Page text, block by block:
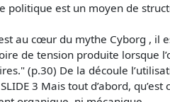
politique est un moyen de
au cœur du mythe Cyborg , il
de tension produite lorsque
(p.30) De la découle
3 Mais tout d’abord,